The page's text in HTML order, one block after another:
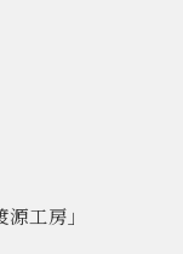
工房」